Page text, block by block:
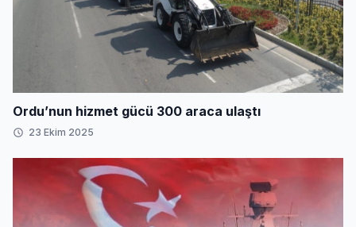
Ordu’nun hizmet gücü 300 araca ulaştı
23 Ekim 2025